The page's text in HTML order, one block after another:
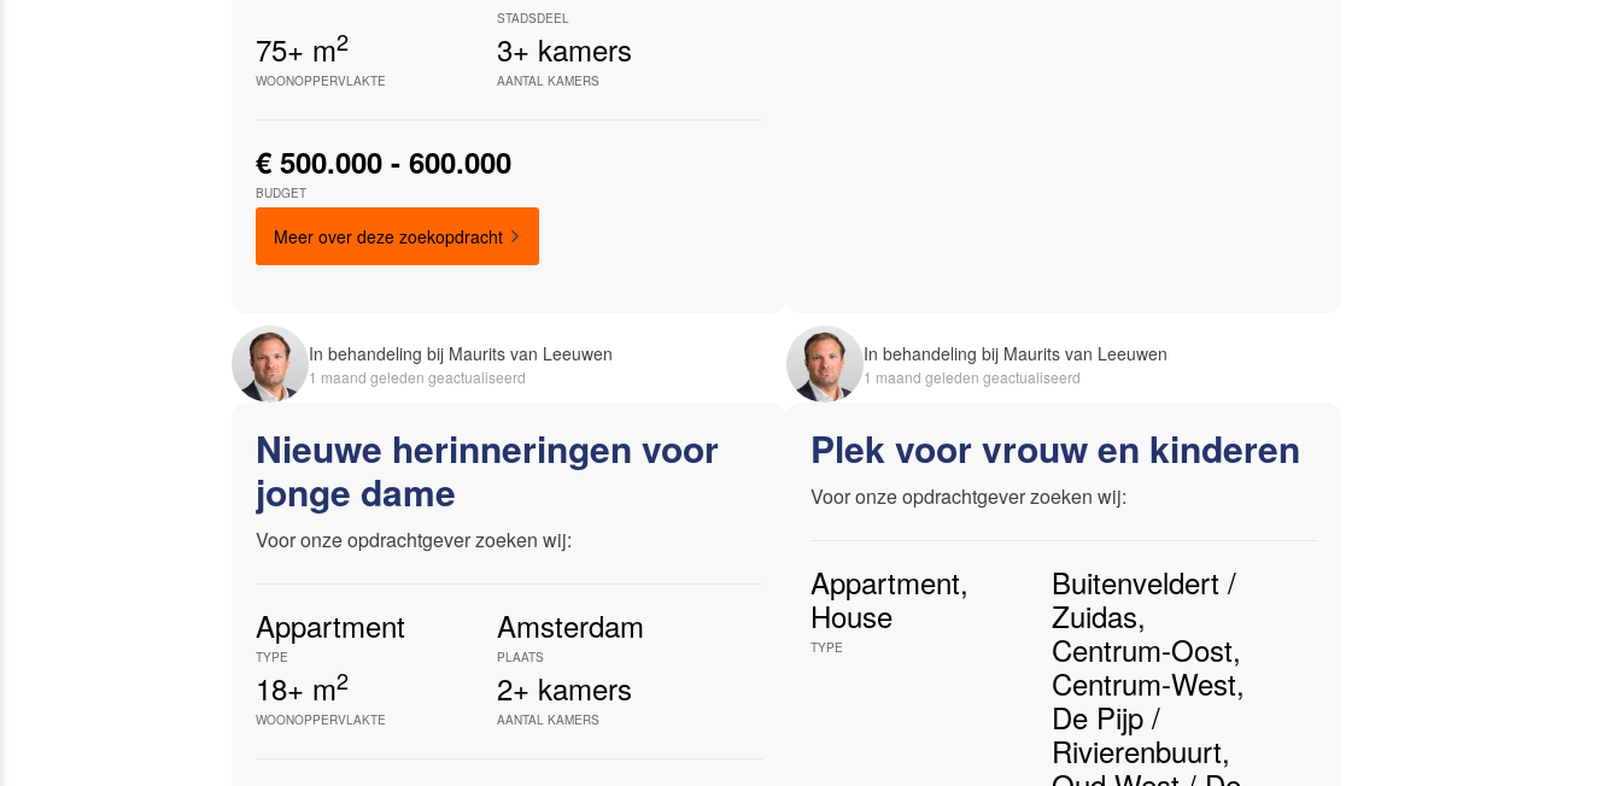
STADSDEEL
75+ m2
WOONOPPERVLAKTE
3+ kamers
AANTAL KAMERS
€ 500.000 - 600.000
BUDGET
Meer over deze zoekopdracht
In behandeling bij Maurits van Leeuwen
1 maand geleden geactualiseerd
In behandeling bij Maurits van Leeuwen
1 maand geleden geactualiseerd
Nieuwe herinneringen voor
jonge dame
Voor onze opdrachtgever zoeken wij:
Appartment
TYPE
Amsterdam
PLAATS
18+ m2
WOONOPPERVLAKTE
2+ kamers
AANTAL KAMERS
Plek voor vrouw en kinderen
Voor onze opdrachtgever zoeken wij:
Appartment,
House
TYPE
Buitenveldert /
Zuidas,
Centrum-Oost,
Centrum-West,
De Pijp /
Rivierenbuurt,